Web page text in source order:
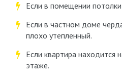
Если в помещении
Если в частном доме
плохо утепленный.
Если квартира находится
этаже.